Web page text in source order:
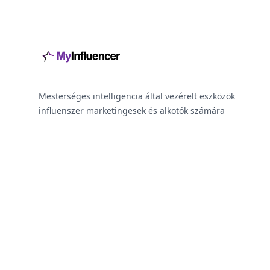
Mesterséges intelligencia által vezérelt eszközök
influenszer marketingesek és alkotók számára